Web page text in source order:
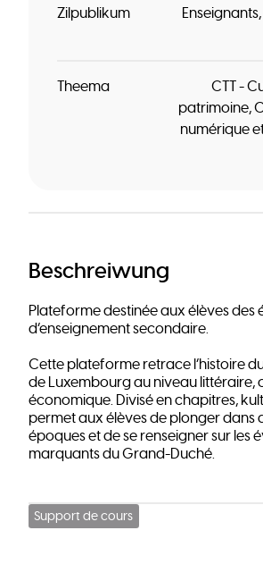
Zilpublikum Enseignants
Theema
CTT -
patrimoine
numérique
Beschreiwung
Plateforme destinée aux élèves des
d’enseignement secondaire.
Cette plateforme retrace l’histoire
de Luxembourg au niveau littéraire,
économique. Divisé en chapitres,
permet aux élèves de plonger dans
époques et de se renseigner sur les
marquants du Grand-Duché.
Support de cours